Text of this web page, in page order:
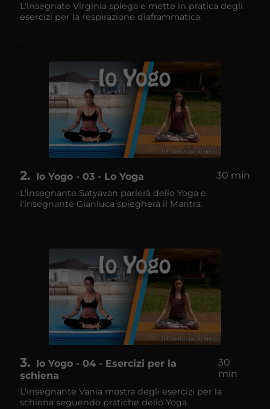
L'insegnate Virginia spiega e mette in pratica degli
esercizi per la respirazione diaframmatica.
2 Io Yogo - 03 - Lo Yoga 30 min
L'insegnante Satyavan parlerà dello Yoga e
l'insegnante Gianluca spiegherà il Mantra.
3
Io Yogo - 04 - Esercizi per la
schiena
30
min
L'insegnante Vania mostra degli esercizi per la
schiena seguendo pratiche dello Yoga.